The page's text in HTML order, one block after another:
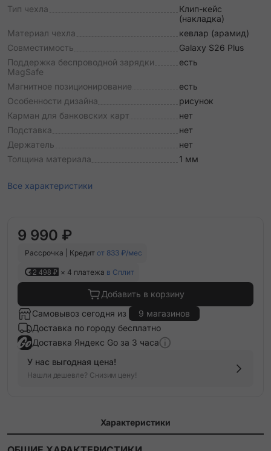
Тип чехла
Клип-кейс
(накладка)
Материал чехла
кевлар (арамид)
Совместимость
Galaxy S26 Plus
Поддержка беспроводной зарядки
MagSafe
есть
Магнитное позиционирование
есть
Особенности дизайна
рисунок
Карман для банковских карт
нет
Подставка
нет
Держатель
нет
Толщина материала
1 мм
Все характеристики
9 990 ₽
Рассрочка | Кредит от 833 ₽/мес
2 498 ₽ × 4 платежа в Сплит
Добавить в корзину
Самовывоз сегодня из
9 магазинов
Доставка по городу бесплатно
Доставка Яндекс Go за 3 часа
У нас выгодная цена!
Нашли дешевле? Снизим цену!
Характеристики